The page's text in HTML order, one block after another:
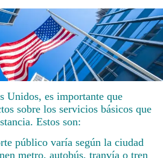
Unidos, es importante que
sobre los servicios básicos que
Estos son:
público varía según la ciudad
metro, autobús, tranvía o tren